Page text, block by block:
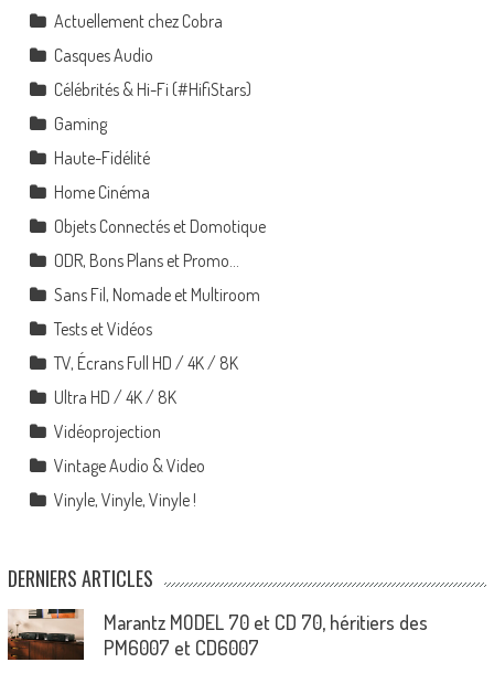
Actuellement chez Cobra
Casques Audio
Célébrités & Hi-Fi (#HifiStars)
Gaming
Haute-Fidélité
Home Cinéma
Objets Connectés et Domotique
ODR, Bons Plans et Promo…
Sans Fil, Nomade et Multiroom
Tests et Vidéos
TV, Écrans Full HD / 4K / 8K
Ultra HD / 4K / 8K
Vidéoprojection
Vintage Audio & Video
Vinyle, Vinyle, Vinyle !
DERNIERS ARTICLES
Marantz MODEL 70 et CD 70, héritiers des
PM6007 et CD6007